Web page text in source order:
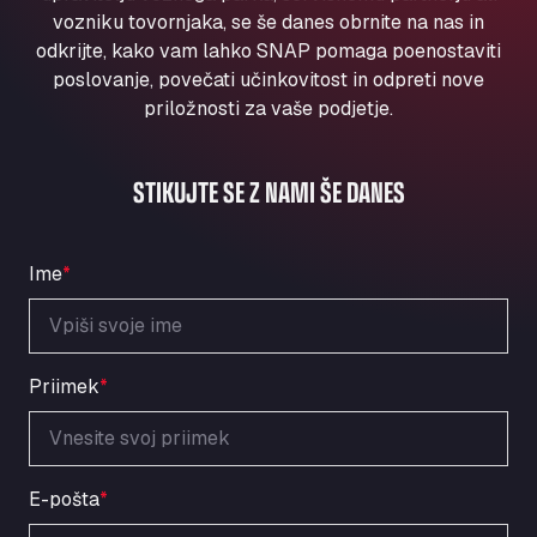
Aqua Ariva GmbH
Marie-Curie-Straße 24, 68219
Aral Autohof Bockel
An der Autobahn 1, 27404
Oppelner Str. 1, 31167
ARAL Autohof Merklingen
ARAL Autohof Preis
Schellweilerstraße 1, 66871
ARAL Tankstelle - XXL Truckwash.de
GmbH
Obernburger Str. 127, 63811
Ardleigh South Services
a120 westbound, CO77SL
Area 47 Hermanos Rico
vozniku tovornjaka, se še danes obrnite na nas in
odkrijte, kako vam lahko SNAP pomaga poenostaviti
poslovanje, povečati učinkovitost in odpreti nove
priložnosti za vaše podjetje.
STIKUJTE SE Z NAMI ŠE DANES
Ime*
Priimek*
E-pošta*